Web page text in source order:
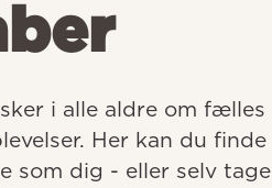
i alle aldre om fælles
Her kan du finde
som dig - eller selv tage